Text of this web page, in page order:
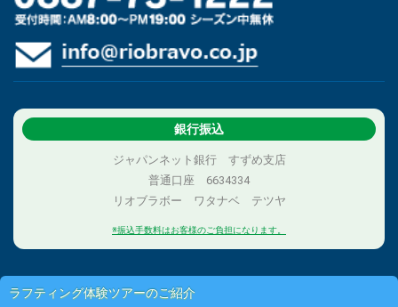
銀行振込
ジャパンネット銀行 すずめ支店
普通口座 6634334
リオブラボー ワタナベ テツヤ
※振込手数料はお客様のご負担になります。
ラフティング体験ツアーのご紹介